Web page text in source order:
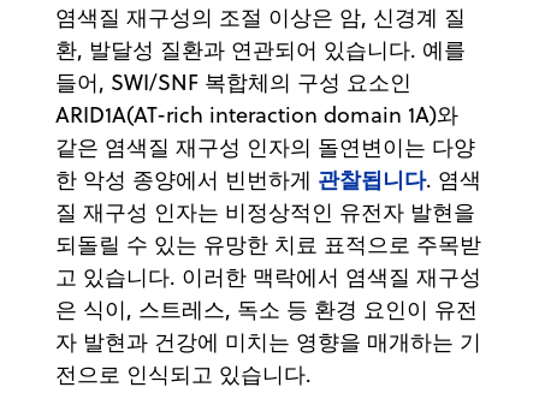
염색질 재구성의 조절 이상은 암, 신경계 질
환, 발달성 질환과 연관되어 있습니다. 예를
들어, SWI/SNF 복합체의 구성 요소인
ARID1A(AT-rich interaction domain 1A)와
같은 염색질 재구성 인자의 돌연변이는 다양
한 악성 종양에서 빈번하게 관찰됩니다. 염색
질 재구성 인자는 비정상적인 유전자 발현을
되돌릴 수 있는 유망한 치료 표적으로 주목받
고 있습니다. 이러한 맥락에서 염색질 재구성
은 식이, 스트레스, 독소 등 환경 요인이 유전
자 발현과 건강에 미치는 영향을 매개하는 기
전으로 인식되고 있습니다.